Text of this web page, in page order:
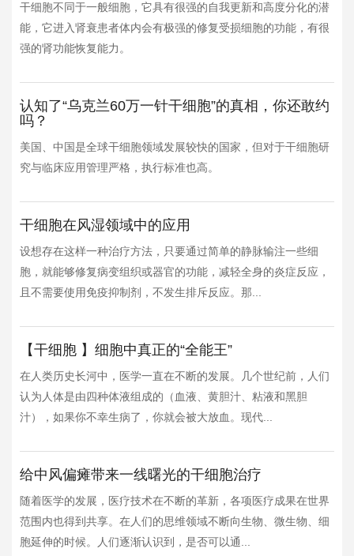
干细胞不同于一般细胞，它具有很强的自我更新和高度分化的潜
能，它进入肾衰患者体内会有极强的修复受损细胞的功能，有很
强的肾功能恢复能力。
认知了“乌克兰60万一针干细胞”的真相，你还敢约
吗？
美国、中国是全球干细胞领域发展较快的国家，但对于干细胞研
究与临床应用管理严格，执行标准也高。
干细胞在风湿领域中的应用
设想存在这样一种治疗方法，只要通过简单的静脉输注一些细
胞，就能够修复病变组织或器官的功能，减轻全身的炎症反应，
且不需要使用免疫抑制剂，不发生排斥反应。那...
【干细胞 】细胞中真正的“全能王”
在人类历史长河中，医学一直在不断的发展。几个世纪前，人们
认为人体是由四种体液组成的（血液、黄胆汁、粘液和黑胆
汁），如果你不幸生病了，你就会被大放血。现代...
给中风偏瘫带来一线曙光的干细胞治疗
随着医学的发展，医疗技术在不断的革新，各项医疗成果在世界
范围内也得到共享。在人们的思维领域不断向生物、微生物、细
胞延伸的时候。人们逐渐认识到，是否可以通...